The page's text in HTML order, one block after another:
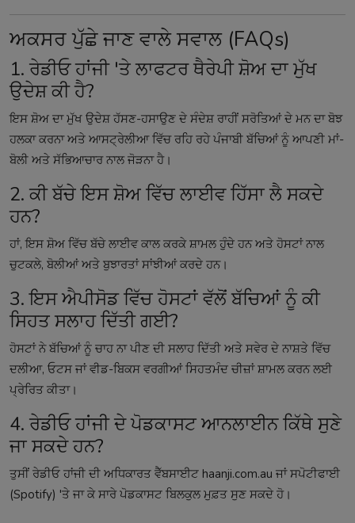
ਅਕਸਰ ਪੁੱਛੇ ਜਾਣ ਵਾਲੇ ਸਵਾਲ (FAQs)
1. ਰੇਡੀਓ ਹਾਂਜੀ 'ਤੇ ਲਾਫਟਰ ਥੈਰੇਪੀ ਸ਼ੋਅ ਦਾ ਮੁੱਖ
ਉਦੇਸ਼ ਕੀ ਹੈ?
ਇਸ ਸ਼ੋਅ ਦਾ ਮੁੱਖ ਉਦੇਸ਼ ਹੱਸਣ-ਹਸਾਉਣ ਦੇ ਸੰਦੇਸ਼ ਰਾਹੀਂ ਸਰੋਤਿਆਂ ਦੇ ਮਨ ਦਾ ਬੋਝ
ਹਲਕਾ ਕਰਨਾ ਅਤੇ ਆਸਟ੍ਰੇਲੀਆ ਵਿੱਚ ਰਹਿ ਰਹੇ ਪੰਜਾਬੀ ਬੱਚਿਆਂ ਨੂੰ ਆਪਣੀ ਮਾਂ-
ਬੋਲੀ ਅਤੇ ਸੱਭਿਆਚਾਰ ਨਾਲ ਜੋੜਨਾ ਹੈ।
2. ਕੀ ਬੱਚੇ ਇਸ ਸ਼ੋਅ ਵਿੱਚ ਲਾਈਵ ਹਿੱਸਾ ਲੈ ਸਕਦੇ
ਹਨ?
ਹਾਂ, ਇਸ ਸ਼ੋਅ ਵਿੱਚ ਬੱਚੇ ਲਾਈਵ ਕਾਲ ਕਰਕੇ ਸ਼ਾਮਲ ਹੁੰਦੇ ਹਨ ਅਤੇ ਹੋਸਟਾਂ ਨਾਲ
ਚੁਟਕਲੇ, ਬੋਲੀਆਂ ਅਤੇ ਬੁਝਾਰਤਾਂ ਸਾਂਝੀਆਂ ਕਰਦੇ ਹਨ।
3. ਇਸ ਐਪੀਸੋਡ ਵਿੱਚ ਹੋਸਟਾਂ ਵੱਲੋਂ ਬੱਚਿਆਂ ਨੂੰ ਕੀ
ਸਿਹਤ ਸਲਾਹ ਦਿੱਤੀ ਗਈ?
ਹੋਸਟਾਂ ਨੇ ਬੱਚਿਆਂ ਨੂੰ ਚਾਹ ਨਾ ਪੀਣ ਦੀ ਸਲਾਹ ਦਿੱਤੀ ਅਤੇ ਸਵੇਰ ਦੇ ਨਾਸ਼ਤੇ ਵਿੱਚ
ਦਲੀਆ, ਓਟਸ ਜਾਂ ਵੀਡ-ਬਿਕਸ ਵਰਗੀਆਂ ਸਿਹਤਮੰਦ ਚੀਜ਼ਾਂ ਸ਼ਾਮਲ ਕਰਨ ਲਈ
ਪ੍ਰੇਰਿਤ ਕੀਤਾ।
4. ਰੇਡੀਓ ਹਾਂਜੀ ਦੇ ਪੋਡਕਾਸਟ ਆਨਲਾਈਨ ਕਿੱਥੇ ਸੁਣੇ
ਜਾ ਸਕਦੇ ਹਨ?
ਤੁਸੀਂ ਰੇਡੀਓ ਹਾਂਜੀ ਦੀ ਅਧਿਕਾਰਤ ਵੈੱਬਸਾਈਟ haanji.com.au ਜਾਂ ਸਪੋਟੀਫਾਈ
(Spotify) 'ਤੇ ਜਾ ਕੇ ਸਾਰੇ ਪੋਡਕਾਸਟ ਬਿਲਕੁਲ ਮੁਫ਼ਤ ਸੁਣ ਸਕਦੇ ਹੋ।